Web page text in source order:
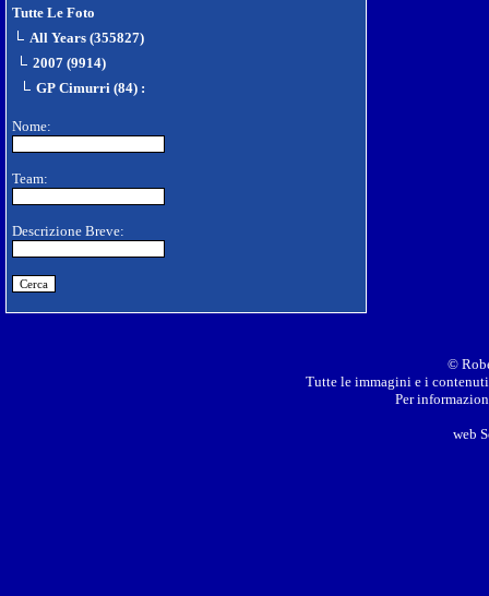
Tutte Le Foto
All Years (355827)
2007 (9914)
GP Cimurri (84) :
Nome:
Team:
Descrizione Breve:
©
Tutte le immagini e i
Per
web